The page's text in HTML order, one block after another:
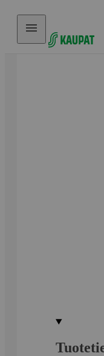
Hyppää sisältöön